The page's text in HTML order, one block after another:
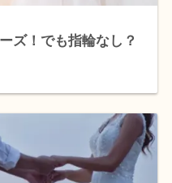
ズ！でも指輪なし？